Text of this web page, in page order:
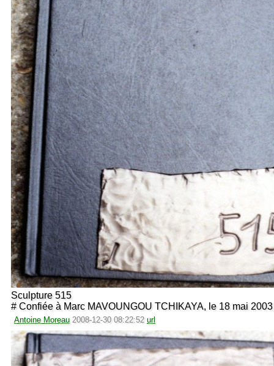
Sculpture 515
# Confiée à Marc MAVOUNGOU TCHIKAYA, le 18 mai
Antoine Moreau 2008-12-30 08:22:52 url